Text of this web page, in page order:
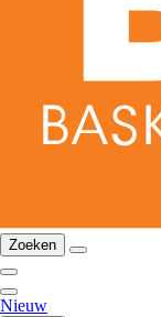
Zoeken
Nieuw